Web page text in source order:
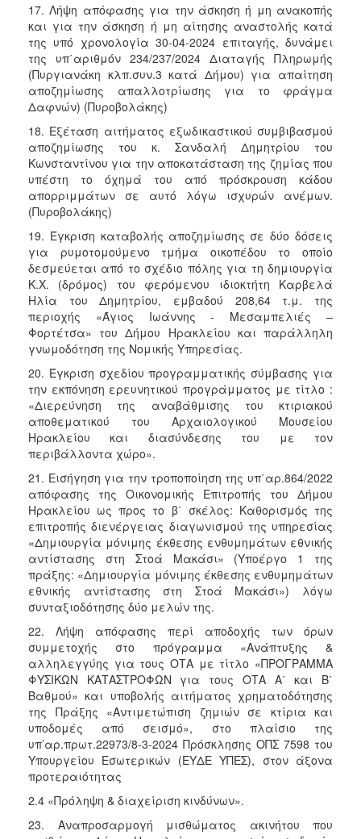
17. Λήψη απόφασης για την άσκηση ή μη ανακοπής
και για την άσκηση ή μη αίτησης αναστολής κατά
της υπό χρονολογία 30-04-2024 επιταγής, δυνάμει
της υπ΄αριθμόν 234/237/2024 Διαταγής Πληρωμής
(Πυργιανάκη κλπ.συν.3 κατά Δήμου) για απαίτηση
αποζημίωσης απαλλοτρίωσης για το φράγμα
Δαφνών) (Πυροβολάκης)
18. Εξέταση αιτήματος εξωδικαστικού συμβιβασμού
αποζημίωσης του κ. Σανδαλή Δημητρίου του
Κωνσταντίνου για την αποκατάσταση της ζημίας που
υπέστη το όχημά του από πρόσκρουση κάδου
απορριμμάτων σε αυτό λόγω ισχυρών ανέμων.
(Πυροβολάκης)
19. Έγκριση καταβολής αποζημίωσης σε δύο δόσεις
για ρυμοτομούμενο τμήμα οικοπέδου το οποίο
δεσμεύεται από το σχέδιο πόλης για τη δημιουργία
Κ.Χ. (δρόμος) του φερόμενου ιδιοκτήτη Καρβελά
Ηλία του Δημητρίου, εμβαδού 208,64 τ.μ. της
περιοχής «Άγιος Ιωάννης - Μεσαμπελιές –
Φορτέτσα» του Δήμου Ηρακλείου και παράλληλη
γνωμοδότηση της Νομικής Υπηρεσίας.
20. Έγκριση σχεδίου προγραμματικής σύμβασης για
την εκπόνηση ερευνητικού προγράμματος με τίτλο :
«Διερεύνηση της αναβάθμισης του κτιριακού
αποθεματικού του Αρχαιολογικού Μουσείου
Ηρακλείου και διασύνδεσης του με τον
περιβάλλοντα χώρο».
21. Εισήγηση για την τροποποίηση της υπ΄αρ.864/2022
απόφασης της Οικονομικής Επιτροπής του Δήμου
Ηρακλείου ως προς το β΄ σκέλος: Καθορισμός της
επιτροπής διενέργειας διαγωνισμού της υπηρεσίας
«Δημιουργία μόνιμης έκθεσης ενθυμημάτων εθνικής
αντίστασης στη Στοά Μακάσι» (Υποέργο 1 της
πράξης: «Δημιουργία μόνιμης έκθεσης ενθυμημάτων
εθνικής αντίστασης στη Στοά Μακάσι») λόγω
συνταξιοδότησης δύο μελών της.
22. Λήψη απόφασης περί αποδοχής των όρων
συμμετοχής στο πρόγραμμα «Ανάπτυξης &
αλληλεγγύης για τους ΟΤΑ με τίτλο «ΠΡΟΓΡΑΜΜΑ
ΦΥΣΙΚΩΝ ΚΑΤΑΣΤΡΟΦΩΝ για τους ΟΤΑ Α΄ και Β΄
Βαθμού» και υποβολής αιτήματος χρηματοδότησης
της Πράξης «Αντιμετώπιση ζημιών σε κτίρια και
υποδομές από σεισμό», στο πλαίσιο της
υπ’αρ.πρωτ.22973/8-3-2024 Πρόσκλησης ΟΠΣ 7598 του
Υπουργείου Εσωτερικών (ΕΥΔΕ ΥΠΕΣ), στον άξονα
προτεραιότητας
2.4 «Πρόληψη & διαχείριση κινδύνων».
23. Αναπροσαρμογή μισθώματος ακινήτου που